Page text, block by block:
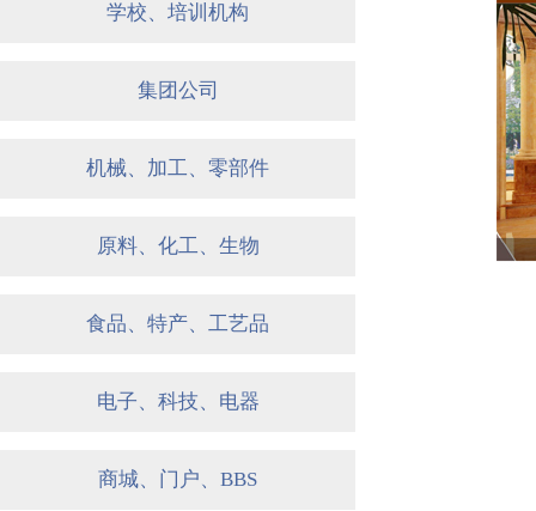
学校、培训机构
集团公司
机械、加工、零部件
原料、化工、生物
食品、特产、工艺品
电子、科技、电器
商城、门户、BBS